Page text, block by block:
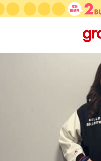
カテゴリーから探す
カテゴリ
サイズ